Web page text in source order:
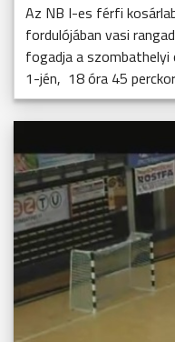
Az NB I-es férfi
fordulójában vasi
fogadja a
1-jén, 18 óra 45